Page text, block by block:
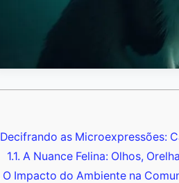
Decifrando as Microexpressões:
1.1. A Nuance Felina: Olhos,
O Impacto do Ambiente na